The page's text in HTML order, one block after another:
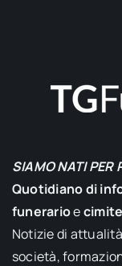
SIAMO NATI PER
Quotidiano di
funerarioe
Notizie di
società,